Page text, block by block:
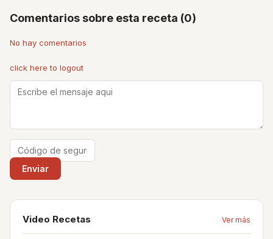
Comentarios sobre esta receta (0)
No hay comentarios
click here to logout
Video Recetas Ver más